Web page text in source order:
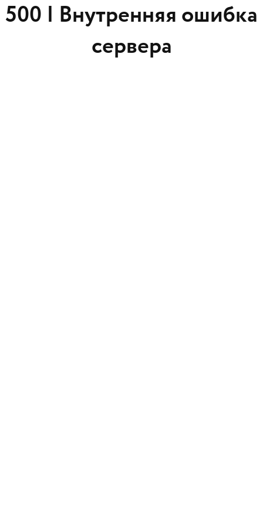
500 | Внутренняя ошибка
сервера